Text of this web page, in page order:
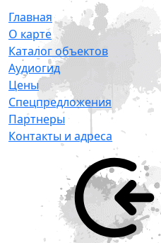
Главная
О карте
Каталог объектов
Аудиогид
Цены
Спецпредложения
Партнеры
Контакты и адреса